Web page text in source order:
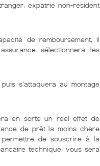
expatrié non-résident
de remboursement, il
sélectionnera les
s'attaquera au montage
en sorte un réel effet de
de prêt la moins chère
de souscrire à la
technique, vous sera